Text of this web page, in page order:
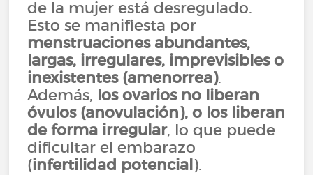
de la mujer está desregulado.
Esto se manifiesta por
menstruaciones abundantes,
largas, irregulares, imprevisibles o
inexistentes (amenorrea).
Además, los ovarios no liberan
óvulos (anovulación), o los liberan
de forma irregular, lo que puede
dificultar el embarazo
(infertilidad potencial).